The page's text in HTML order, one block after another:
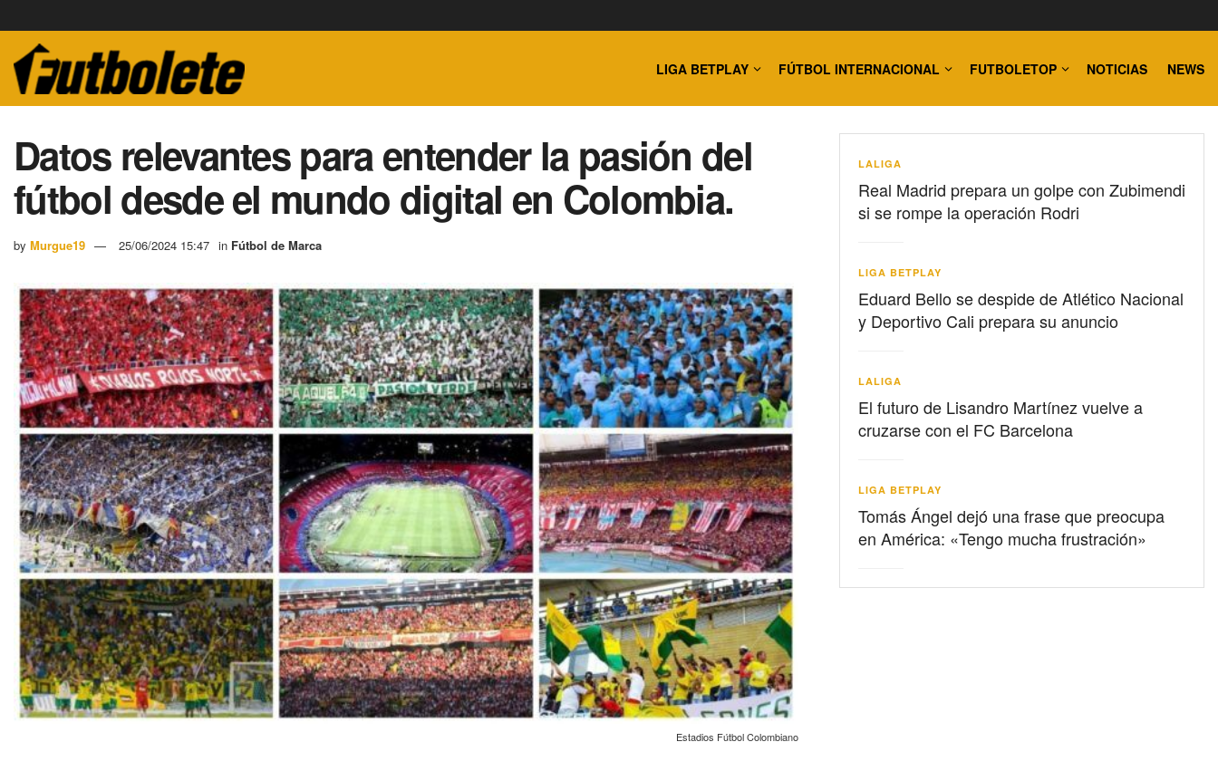
LIGA BETPLAY FÚTBOL INTERNACIONAL FUTBOLETOP NOTICIAS NEWS
Datos relevantes para entender la pasión del
fútbol desde el mundo digital en Colombia.
by Murgue19 25/06/2024 15:47 in Fútbol de Marca
Estadios Fútbol Colombiano
LALIGA
Real Madrid prepara un golpe con Zubimendi
si se rompe la operación Rodri
LIGA BETPLAY
Eduard Bello se despide de Atlético Nacional
y Deportivo Cali prepara su anuncio
LALIGA
El futuro de Lisandro Martínez vuelve a
cruzarse con el FC Barcelona
LIGA BETPLAY
Tomás Ángel dejó una frase que preocupa
en América: «Tengo mucha frustración»